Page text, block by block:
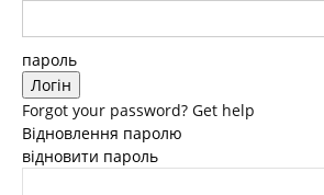
пароль
Forgot your password? Get help
Відновлення паролю
відновити пароль